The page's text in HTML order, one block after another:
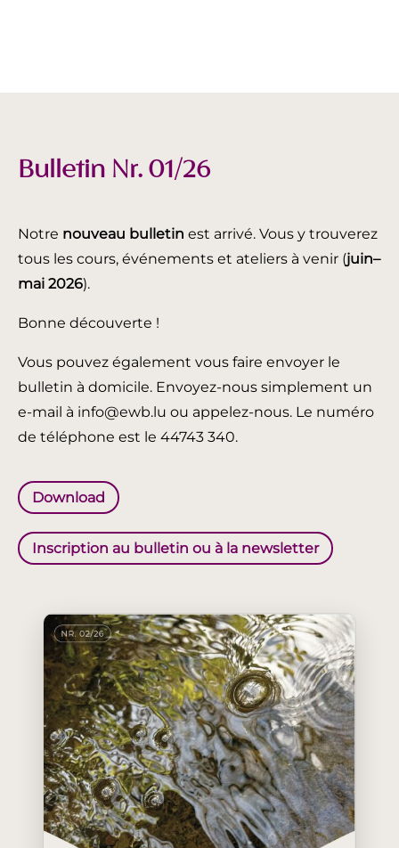
Bulletin Nr. 01/26
Notre nouveau bulletin est arrivé. Vous y trouverez
tous les cours, événements et ateliers à venir (juin–
mai 2026).
Bonne découverte !
Vous pouvez également vous faire envoyer le
bulletin à domicile. Envoyez-nous simplement un
e-mail à info@ewb.lu ou appelez-nous. Le numéro
de téléphone est le 44743 340.
Download
Inscription au bulletin ou à la newsletter